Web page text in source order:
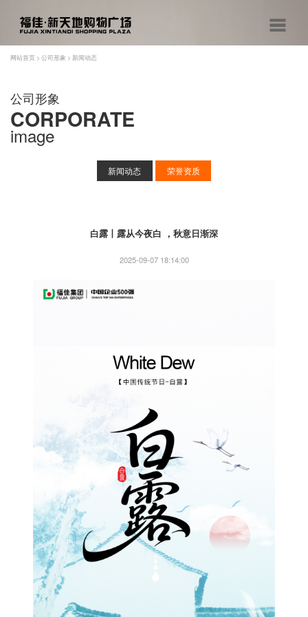
网站首页 > 公司形象 > 新闻动态
公司形象
CORPORATE
image
新闻动态 荣誉资质
白露丨露从今夜白 ，秋意日渐深
2025-09-07 18:14:00